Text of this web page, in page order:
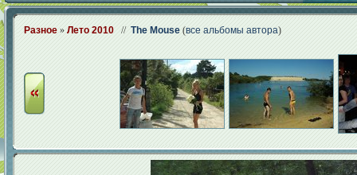
Разное » Лето 2010 // The Mouse (все альбомы автора)